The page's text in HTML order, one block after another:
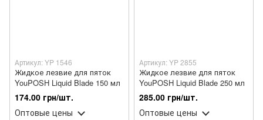
Артикул: YP 1546
Жидкое лезвие для пяток
YouPOSH Liquid Blade 150 мл
174.00 грн/шт.
Оптовые цены
Артикул: YP 2855
Жидкое лезвие для пяток
YouPOSH Liquid Blade 250 мл
285.00 грн/шт.
Оптовые цены